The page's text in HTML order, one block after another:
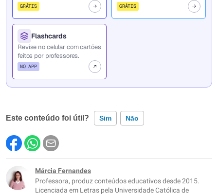
GRÁTIS GRÁTIS
Flashcards
Revise no celular com cartões
feitos por professores.
NO APP
Este conteúdo foi útil? Sim Não
Este conteúdo contém informação incorreta
Este conteúdo não tem a informação que procuro
Outro
Márcia Fernandes
Professora, produz conteúdos educativos desde 2015.
Licenciada em Letras pela Universidade Católica de